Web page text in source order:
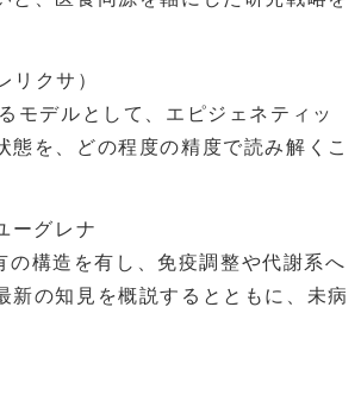
クサ）
モデルとして、エピジェネティッ
を、どの程度の精度で読み解くこ
ーグレナ
構造を有し、免疫調整や代謝系へ
の知見を概説するとともに、未病